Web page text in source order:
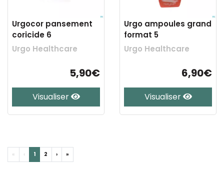
Urgocor pansement
coricide 6
Urgo Healthcare
5,90€
Visualiser
Urgo ampoules grand
format 5
Urgo Healthcare
6,90€
Visualiser
« ‹ 1 2 › »